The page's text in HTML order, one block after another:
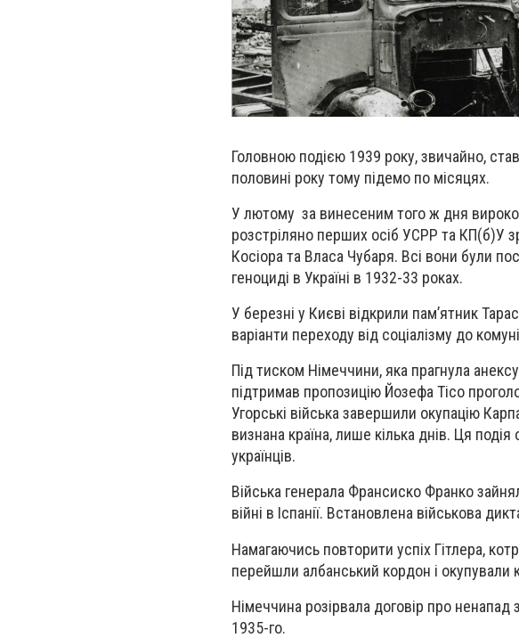
Головною подією 1939 року, звичайно,
половині року тому підемо по місяцях.
У лютому за винесеним того ж дня
розстріляно перших осіб УСРР та КП(б)У
Косіора та Власа Чубаря. Всі вони були
геноциді в Україні в 1932-33 роках.
У березні у Києві відкрили пам’ятник
варіанти переходу від соціалізму до
Під тиском Німеччини, яка прагнула
підтримав пропозицію Йозефа Тісо
Угорські військазавершили окупацію
визнана країна, лише кілька днів. Ця подія
українців.
Війська генерала Франсиско Франко
війні в Іспанії. Встановлена військова
Намагаючись повторити успіх Гітлера,
перейшли албанський кордон і окупували
Німеччина розірвала договір про
1935-го.